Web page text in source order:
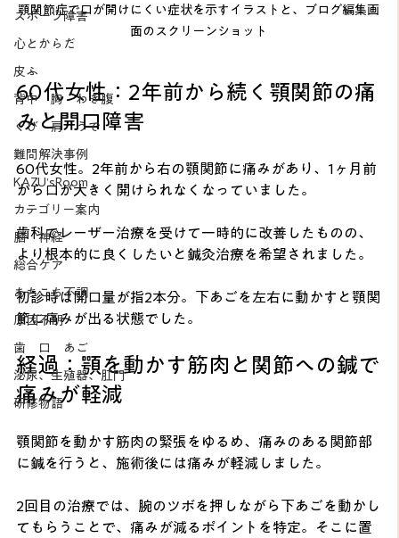
スポーツ障害
心とからだ
皮ふ
背中 胸 わき腹
くび 肩 うで
難問解決事例
KAZU’sRoom
カテゴリー案内
脳 神経
総合ケア
あちこち不調
原因不明
歯 口 あご
泌尿、生殖器、肛門
研修物語
顎関節症で口が開けにくい症状を示すイラストと、ブログ編集画
面のスクリーンショット
60代女性：2年前から続く顎関節の痛
みと開口障害
60代女性。2年前から右の顎関節に痛みがあり、1ヶ月前
から口が大きく開けられなくなっていました。
歯科でレーザー治療を受けて一時的に改善したものの、
より根本的に良くしたいと鍼灸治療を希望されました。
初診時は開口量が指2本分。下あごを左右に動かすと顎関
節に痛みが出る状態でした。
経過：顎を動かす筋肉と関節への鍼で
痛みが軽減
顎関節を動かす筋肉の緊張をゆるめ、痛みのある関節部
に鍼を行うと、施術後には痛みが軽減しました。
2回目の治療では、腕のツボを押しながら下あごを動かし
てもらうことで、痛みが減るポイントを特定。そこに置